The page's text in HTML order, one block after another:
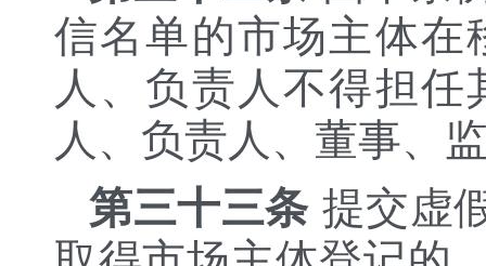
信名单的市场主体在
人、负责人不得担
人、负责人、董事、
第三十三条 提交虚